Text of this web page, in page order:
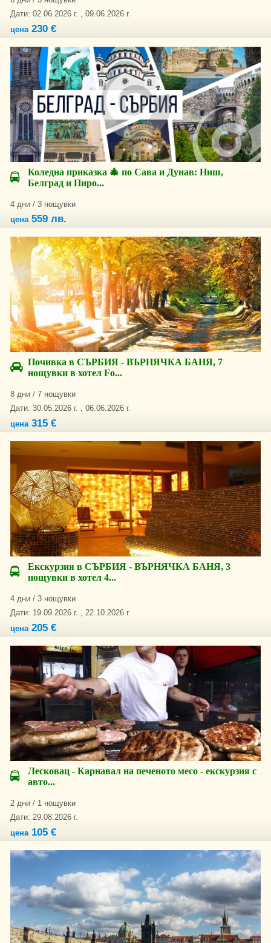
Дати: 02.06.2026 г. , 09.06.2026 г.
цена230 €
Коледна приказка 🎄 по Сава и Дунав: Ниш,
Белград и Пиро...
4 дни / 3 нощувки
цена559 лв.
Почивка в СЪРБИЯ - ВЪРНЯЧКА БАНЯ, 7
нощувки в хотел Fo...
8 дни / 7 нощувки
Дати: 30.05.2026 г. , 06.06.2026 г.
цена315 €
Екскурзия в СЪРБИЯ - ВЪРНЯЧКА БАНЯ, 3
нощувки в хотел 4...
4 дни / 3 нощувки
Дати: 19.09.2026 г. , 22.10.2026 г.
цена205 €
Лесковац - Карнавал на печеното месо - екскурзия с
авто...
2 дни / 1 нощувки
Дати: 29.08.2026 г.
цена105 €